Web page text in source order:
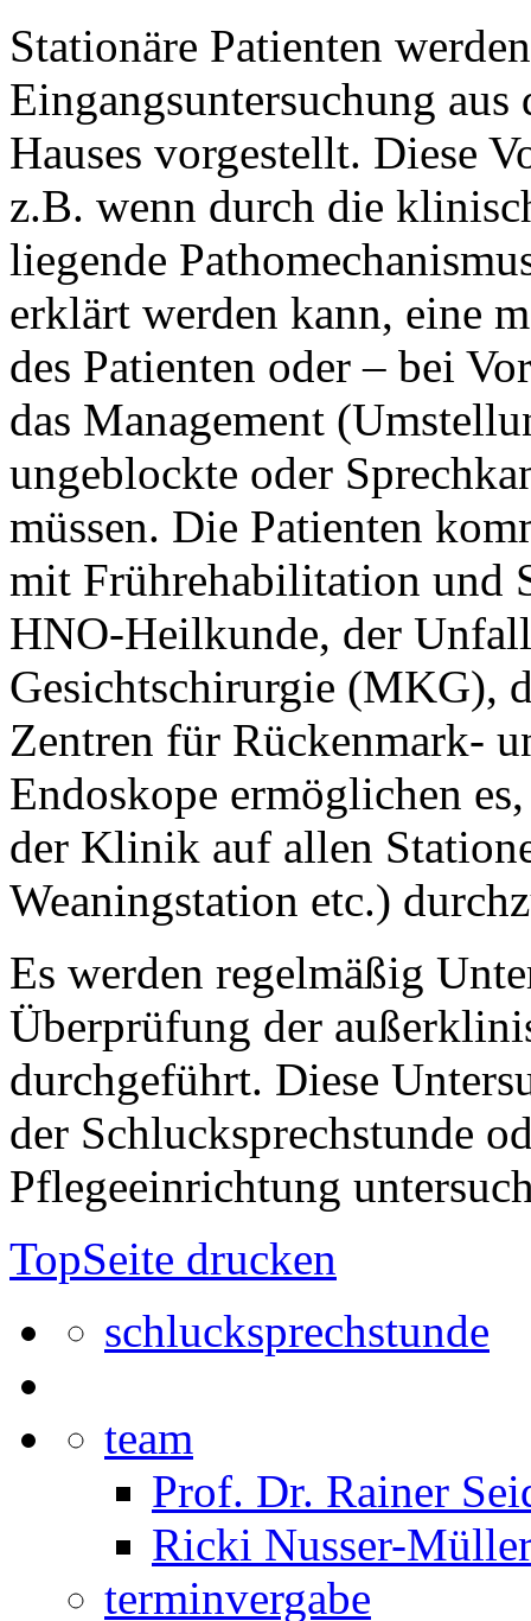
Stationäre Patienten
Eingangsuntersuchung
Hauses vorgestellt. Diese
z.B. wenn durch die
liegende
erklärt werden kann, eine
des Patienten oder – bei
das Management
ungeblockte oder
müssen. Die Patienten
mit Frührehabilitation und
HNO-Heilkunde, der
Gesichtschirurgie (MKG),
Zentren für Rückenmark-
Endoskope ermöglichen
der Klinik auf allen
Weaningstation etc.)
Es werden regelmäßig
Überprüfung der
durchgeführt. Diese
der Schlucksprechstunde
Pflegeeinrichtung
TopSeite drucken
schlucksprechstunde
team
Prof. Dr. Rainer
Ricki Nusser-
terminvergabe